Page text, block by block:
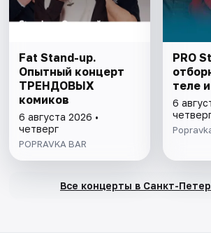
Fat Stand-up.
Опытный концерт
ТРЕНДОВЫХ
комиков
6 августа 2026 •
четверг
POPRAVKA BAR
PRO
теле
6
Все концерты в Санкт-